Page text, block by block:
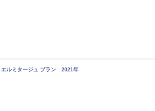
ルミタージュ ブラン 2021年